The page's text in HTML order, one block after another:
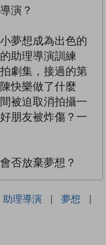
演？
夢想成為出色的
助理導演訓練
劇集，接過的第
快樂做了什麼
被迫取消拍攝一
朋友被炸傷？一
否放棄夢想？
助理導演 | 夢想
|